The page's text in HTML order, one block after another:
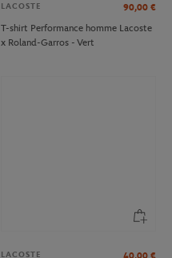
LACOSTE 90,00 €
T-shirt Performance homme Lacoste
x Roland-Garros - Vert
LACOSTE 40,00 €